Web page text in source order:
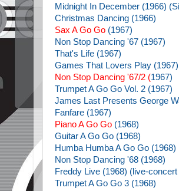
Midnight In December (1966)
Christmas Dancing (1966)
Sax A Go Go (1967)
Non Stop Dancing '67 (1967)
That's Life (1967)
Games That Lovers Play (1967)
Non Stop Dancing '67/2 (1967)
Trumpet A Go Go Vol. 2 (1967)
James Last Presents George
Fanfare (1967)
Piano A Go Go (1968)
Guitar A Go Go (1968)
Humba Humba A Go Go (1968)
Non Stop Dancing '68 (1968)
Freddy Live (1968) (live-
Trumpet A Go Go 3 (1968)